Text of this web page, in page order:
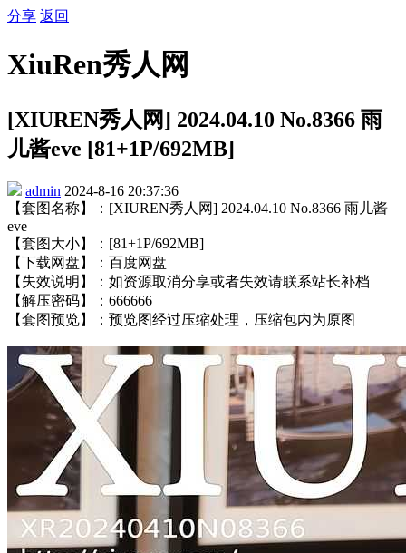
分享 返回
XiuRen秀人网
[XIUREN秀人网] 2024.04.10 No.8366 雨
儿酱eve [81+1P/692MB]
admin 2024-8-16 20:37:36
【套图名称】：[XIUREN秀人网] 2024.04.10 No.8366 雨儿酱
eve
【套图大小】：[81+1P/692MB]
【下载网盘】：百度网盘
【失效说明】：如资源取消分享或者失效请联系站长补档
【解压密码】：666666
【套图预览】：预览图经过压缩处理，压缩包内为原图